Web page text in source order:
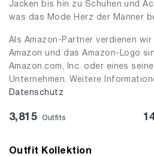
Jacken bis hin zu Schuhen und
was das Mode Herz der Männer
Als Amazon-Partner verdienen
Amazon und das Amazon-Logo
Amazon.com, Inc. oder eines
Unternehmen. Weitere
Datenschutz
3,815 Outfits
Outfit Kollektion